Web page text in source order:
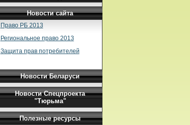
Новости сайта
Право РБ 2013
Региональное право 2013
Защита прав потребителей
Новости Беларуси
Новости Спецпроекта
"Тюрьма"
Полезные ресурсы